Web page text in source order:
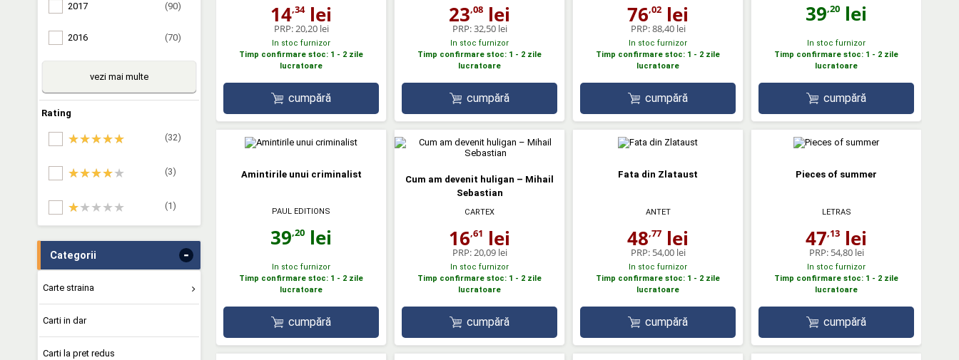
2017 (90)
2016 (70)
vezi mai multe
Rating
(32)
(3)
(1)
Categorii -
Carte straina
Carti in dar
Carti la pret redus
14,34lei
PRP:20,20 lei
In stoc furnizor
Timp confirmare stoc: 1 - 2 zile
lucratoare
cumpără
23,08 lei
PRP:32,50 lei
In stoc furnizor
Timp confirmare stoc: 1 - 2 zile
lucratoare
cumpără
76,02 lei
PRP:88,40 lei
In stoc furnizor
Timp confirmare stoc: 1 - 2 zile
lucratoare
cumpără
39,20 lei
In stoc furnizor
Timp confirmare stoc: 1 - 2 zile
lucratoare
cumpără
Amintirile unui criminalist
PAUL EDITIONS
39,20 lei
In stoc furnizor
Timp confirmare stoc: 1 - 2 zile
lucratoare
cumpără
Cum am devenit huligan – Mihail
Sebastian
CARTEX
16,61 lei
PRP:20,09 lei
In stoc furnizor
Timp confirmare stoc: 1 - 2 zile
lucratoare
cumpără
Fata din Zlataust
ANTET
48,77 lei
PRP: 54,00 lei
In stoc furnizor
Timp confirmare stoc: 1 - 2 zile
lucratoare
cumpără
Pieces of summer
LETRAS
47,13 lei
PRP: 54,80 lei
In stoc furnizor
Timp confirmare stoc: 1 - 2 zile
lucratoare
cumpără